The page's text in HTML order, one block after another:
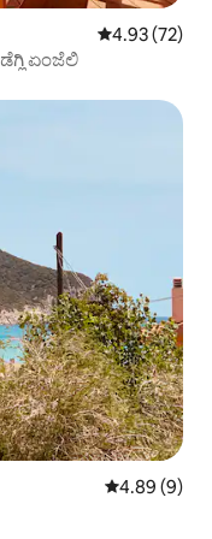
5 ರಲ್ಲಿ 4.93
4.93 (72)
ಏಂಜೆಲಿ
5 ರಲ್ಲಿ 4.89
4.89 (9)